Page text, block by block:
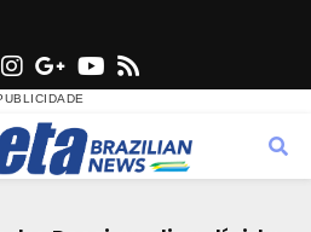
T
n
s
t
G
o
o
g
Y
u
t
s